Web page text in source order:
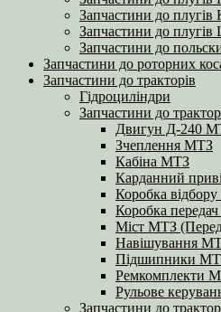
Запчастини до плугів
Запчастини до плугів
Запчастини до
Запчастини до роторних
Запчастини до тракторів
Гідроциліндри
Запчастини до
Двигун Д-240
Зчеплення МТЗ
Кабіна МТЗ
Карданний
Коробка
Коробка
Міст МТЗ
Навішування
Підшипники
Ремкомплекти
Рульове
Запчастини до